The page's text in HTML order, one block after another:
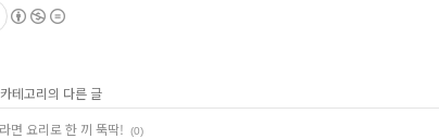
테고리의 다른 글
면 요리로 한 끼 뚝딱!
(0)